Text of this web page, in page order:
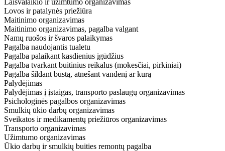
Lovos ir patalynės priežiūra
Maitinimo organizavimas
Maitinimo organizavimas, pagalba valgant
Namų ruošos ir švaros palaikymas
Pagalba naudojantis tualetu
Pagalba palaikant kasdienius įgūdžius
Pagalba tvarkant buitinius reikalus (mokesčiai, pirkiniai)
Pagalba šildant būstą, atnešant vandenį ar kurą
Palydėjimas
Palydėjimas į įstaigas, transporto paslaugų organizavimas
Psichologinės pagalbos organizavimas
Smulkių ūkio darbų organizavimas
Sveikatos ir medikamentų priežiūros organizavimas
Transporto organizavimas
Užimtumo organizavimas
Ūkio darbų ir smulkių buities remontų pagalba